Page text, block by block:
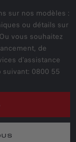
sur nos modèles :
ou détails sur
vous souhaitez
de
d'assistance
0800 55